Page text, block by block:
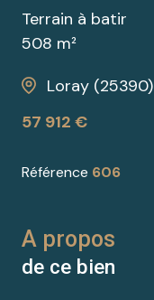
Terrain à batir
508 m²
Loray (25390)
57 912 €
Référence 606
A propos
de ce bien